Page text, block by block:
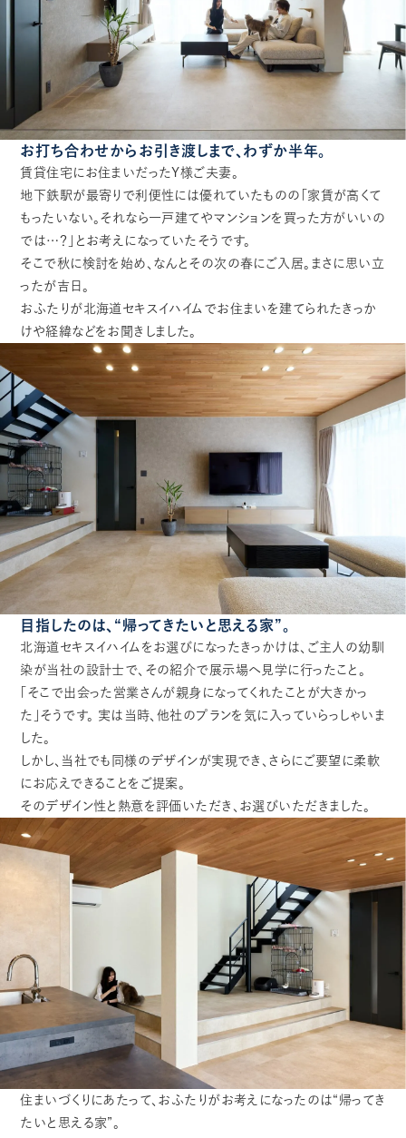
お打ち合わせからお引き渡しまで、わずか半年。
賃貸住宅にお住まいだったY様ご夫妻。
地下鉄駅が最寄りで利便性には優れていたものの「家賃が高くて
もったいない。それなら一戸建てやマンションを買った方がいいの
では…？」とお考えになっていたそうです。
そこで秋に検討を始め、なんとその次の春にご入居。まさに思い立
ったが吉日。
おふたりが北海道セキスイハイムでお住まいを建てられたきっか
けや経緯などをお聞きしました。
目指したのは、“帰ってきたいと思える家”。
北海道セキスイハイムをお選びになったきっかけは、ご主人の幼馴
染が当社の設計士で、その紹介で展示場へ見学に行ったこと。
「そこで出会った営業さんが親身になってくれたことが大きかっ
た」そうです。 実は当時、他社のプランを気に入っていらっしゃいま
した。
しかし、当社でも同様のデザインが実現でき、さらにご要望に柔軟
にお応えできることをご提案。
そのデザイン性と熱意を評価いただき、お選びいただきました。
住まいづくりにあたって、おふたりがお考えになったのは“帰ってき
たいと思える家”。